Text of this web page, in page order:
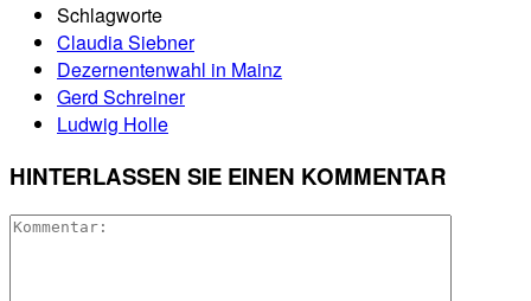
Schlagworte
Claudia Siebner
Dezernentenwahl in Mainz
Gerd Schreiner
Ludwig Holle
HINTERLASSEN SIE EINEN KOMMENTAR